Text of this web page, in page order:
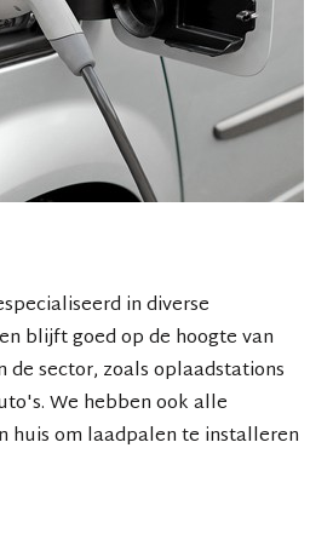
in diverse
blijft goed op de hoogte van
de sector, zoals oplaadstations
We hebben ook alle
huis om laadpalen te installeren